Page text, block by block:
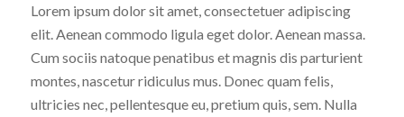
Lorem ipsum dolor sit amet, consectetuer adipiscing
elit. Aenean commodo ligula eget dolor. Aenean massa.
Cum sociis natoque penatibus et magnis dis parturient
montes, nascetur ridiculus mus. Donec quam felis,
ultricies nec, pellentesque eu, pretium quis, sem. Nulla